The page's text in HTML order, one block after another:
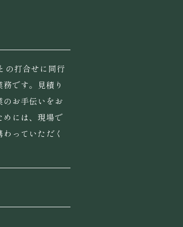
の打合せに同行
です。見積り
お手伝いをお
には、現場で
っていただく